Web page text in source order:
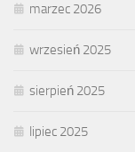
marzec 2026
wrzesień 2025
sierpień 2025
lipiec 2025